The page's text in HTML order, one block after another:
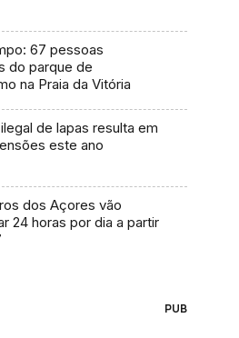
67 pessoas
do parque de
na Praia da Vitória
de lapas resulta em
este ano
dos Açores vão
24 horas por dia a partir
PUB